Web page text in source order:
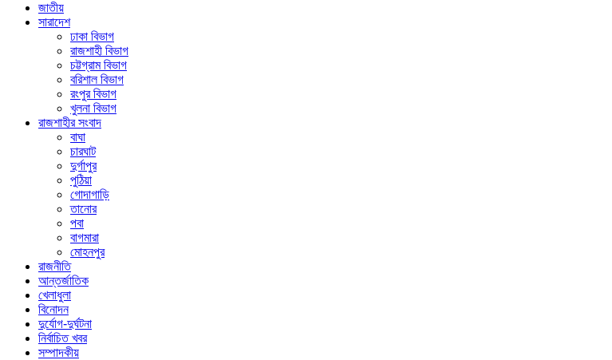
জাতীয়
সারাদেশ
ঢাকা বিভাগ
রাজশাহী বিভাগ
চট্টগ্রাম বিভাগ
বরিশাল বিভাগ
রংপুর বিভাগ
খুলনা বিভাগ
রাজশাহীর সংবাদ
বাঘা
চারঘাট
দুর্গাপুর
পুঠিয়া
গোদাগাড়ি
তানোর
পবা
বাগমারা
মোহনপুর
রাজনীতি
আন্তর্জাতিক
খেলাধুলা
বিনোদন
দুর্যোগ-দুর্ঘটনা
নির্বাচিত খবর
সম্পাদকীয়